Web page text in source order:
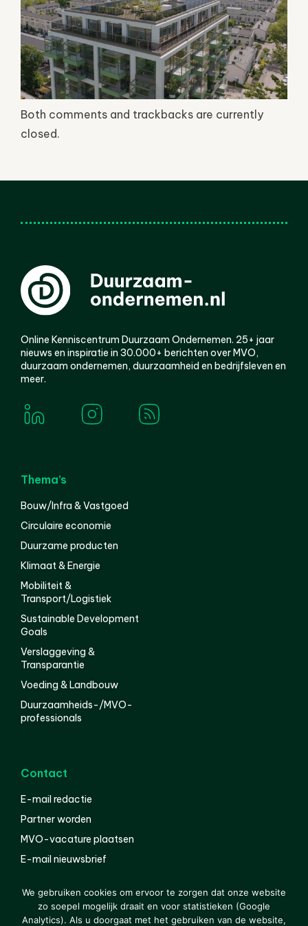
Both comments and trackbacks are currently
closed.
Online Kenniscentrum Duurzaam Ondernemen. 25+ jaar
nieuws en inspiratie in 30.000+ berichten over MVO,
duurzaam ondernemen, duurzaamheid en bedrijfsleven en
meer.
Thema’s
Bouw/Infra & Vastgoed
Circulaire economie
Duurzame producten
Klimaat & Energie
Mobiliteit &
Transport/Logistiek
Sustainable Development
Goals
Verslaggeving &
Transparantie
Voeding & Landbouw
Duurzaamheids-/MVO-
professionals
Contact
E-mail redactie
Partner worden
MVO-vacature plaatsen
E-mail nieuwsbrief
We gebruiken cookies om ervoor te zorgen dat onze website
zo soepel mogelijk draait en voor statistieken (Google
Analytics). Als u doorgaat met het gebruiken van de website,